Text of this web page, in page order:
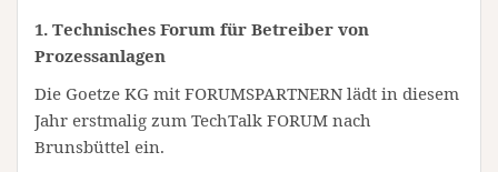
1. Technisches Forum für Betreiber von
Prozessanlagen
Die Goetze KG mit FORUMSPARTNERN lädt in diesem
Jahr erstmalig zum TechTalk FORUM nach
Brunsbüttel ein.